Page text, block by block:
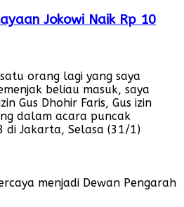
Jokowi Naik Rp 10
orang lagi yang saya
beliau masuk, saya
Gus Dhohir Faris, Gus izin
dalam acara puncak
di Jakarta, Selasa (31/1)
menjadi Dewan Pengarah